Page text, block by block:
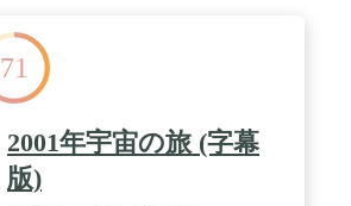
71
2001年宇宙の旅 (字幕
版)